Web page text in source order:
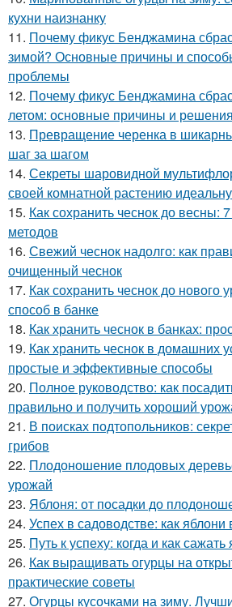
кухни наизнанку
11. Почему фикус Бенджамина
зимой? Основные причины и
проблемы
12. Почему фикус Бенджамина
летом: основные причины и решения
13. Превращение черенка в
шаг за шагом
14. Секреты шаровидной
своей комнатной растению
15. Как сохранить чеснок до весны:
методов
16. Свежий чеснок надолго: как
очищенный чеснок
17. Как сохранить чеснок до нового
способ в банке
18. Как хранить чеснок в банках:
19. Как хранить чеснок в домашних
простые и эффективные способы
20. Полное руководство: как
правильно и получить хороший
21. В поисках подтопольников:
грибов
22. Плодоношение плодовых
урожай
23. Яблоня: от посадки до
24. Успех в садоводстве: как
25. Путь к успеху: когда и как
26. Как выращивать огурцы на
практические советы
27. Огурцы кусочками на зиму.